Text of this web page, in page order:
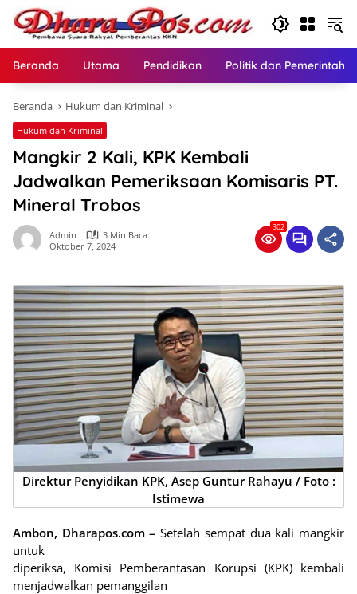
Langsung
konten
Beranda Utama Pendidikan Politik dan
Beranda Hukum dan Kriminal
Hukum dan Kriminal
Mangkir 2 Kali, KPK Kembali
Jadwalkan Pemeriksaan Komisaris PT.
Mineral Trobos
Admin
3 Min Baca
Oktober 7, 2024
302
Direktur Penyidikan KPK, Asep Guntur Rahayu / Foto :
Istimewa
Ambon, Dharapos.com–Setelah sempat dua kali mangkir
untuk
diperiksa, Komisi Pemberantasan Korupsi (KPK) kembali
menjadwalkan pemanggilan